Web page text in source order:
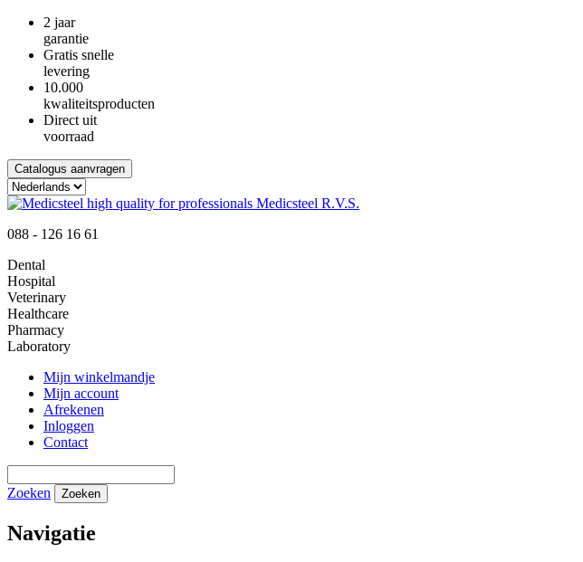
2 jaar
garantie
Gratis snelle
levering
10.000
kwaliteitsproducten
Direct uit
voorraad
Catalogus aanvragen
088 - 126 16 61
Dental
Hospital
Veterinary
Healthcare
Pharmacy
Laboratory
Mijn winkelmandje
Mijn account
Afrekenen
Inloggen
Contact
Zoeken Zoeken
Navigatie